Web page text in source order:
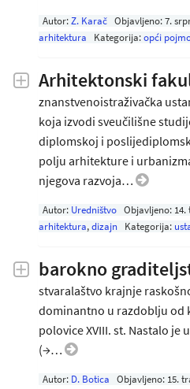
Autor: Z. Karač Objavljeno:7.
arhitektura
Kategorija:opći
Arhitektonski
znanstvenoistraživačka
koja izvodi sveučilišne
diplomskoj i
polju arhitekture i
njegova razvoja…
Autor: Uredništvo Objavljeno: 14.
arhitektura, dizajn Kategorija:
barokno
stvaralaštvo krajnje
dominantno u razdoblju od
polovice XVIII. st. Nastalo
(→…
Autor: D. Botica Objavljeno: 15.